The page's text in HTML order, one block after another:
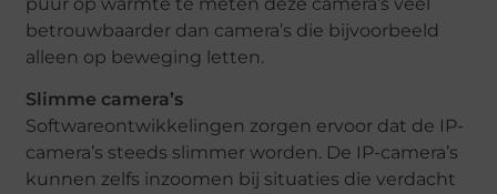
betrouwbaarder dan camera’s die bijvoorbeeld
alleen op beweging letten.
Slimme camera’s
Softwareontwikkelingen zorgen ervoor dat de IP-
camera’s steeds slimmer worden. De IP-camera’s
kunnen zelfs inzoomen bij situaties die verdacht